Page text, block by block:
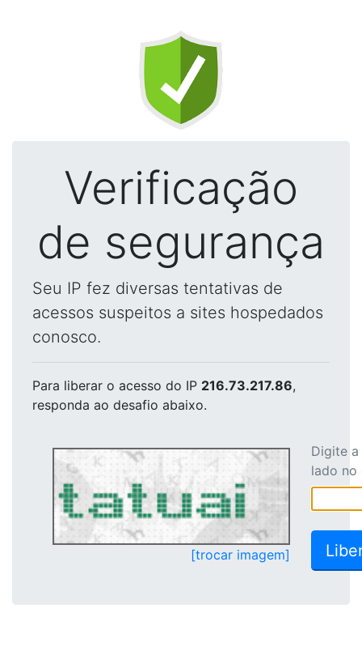
Verificação
de segurança
Seu IP fez diversas tentativas de
acessos suspeitos a sites hospedados
conosco.
Para liberar o acesso do IP 216.73.217.86,
responda ao desafio abaixo.
[trocar imagem]
Digite
lado no